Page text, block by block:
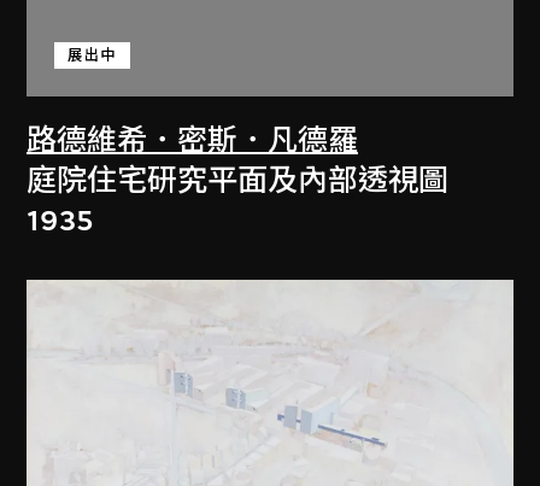
路德維希．密斯．凡德羅
展出中
庭院住宅研究平面及內部透視圖
1935